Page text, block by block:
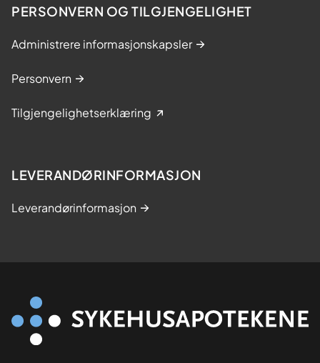
PERSONVERN OG TILGJENGELIGHET
Administrere informasjonskapsler
Personvern
Tilgjengelighetserklæring
LEVERANDØRINFORMASJON
Leverandørinformasjon